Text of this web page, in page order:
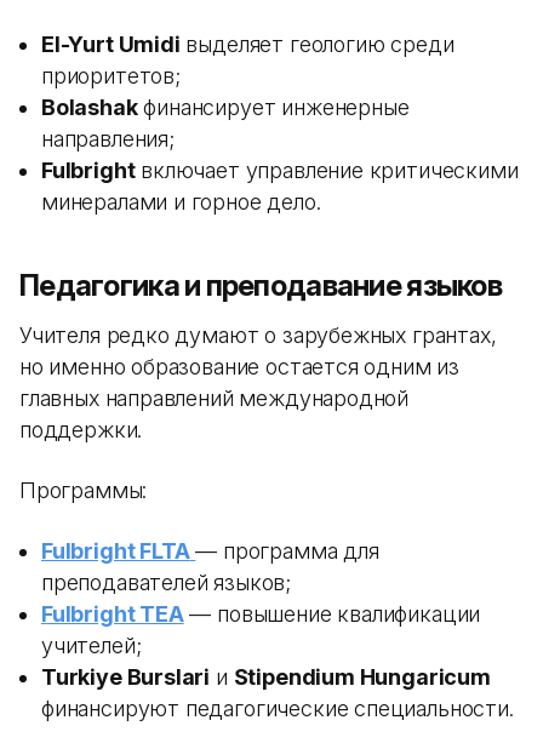
El-Yurt Umidi выделяет геологию среди
приоритетов;
Bolashakфинансирует инженерные
направления;
Fulbrightвключает управление критическими
минералами и горное дело.
Педагогика и преподавание языков
Учителя редко думают о зарубежных грантах,
но именно образование остается одним из
главных направлений международной
поддержки.
Программы:
Fulbright FLTA — программа для
преподавателей языков;
Fulbright TEA— повышение квалификации
учителей;
Turkiye Burslari и Stipendium Hungaricum
финансируют педагогические специальности.